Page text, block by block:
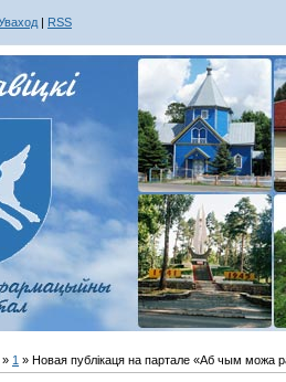
| RSS
» 1 » Новая публікаця на партале «Аб чым можа